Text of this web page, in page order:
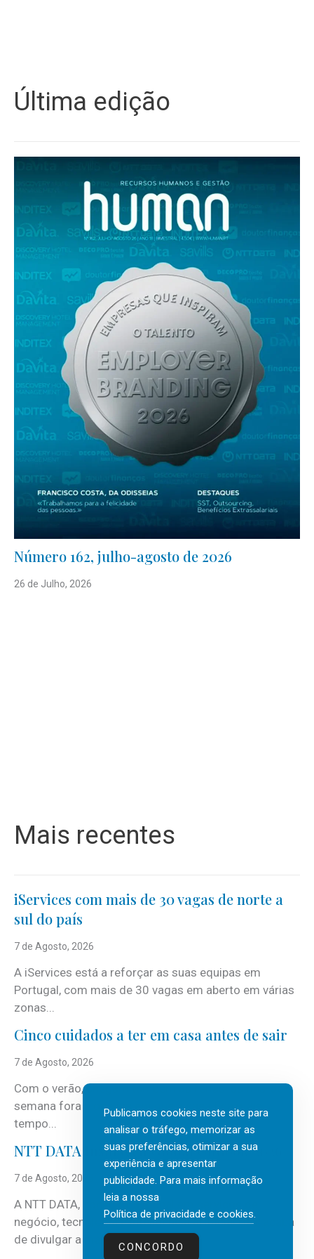
Última edição
Número 162, julho-agosto de 2026
26 de Julho, 2026
Mais recentes
iServices com mais de 30 vagas de norte a
sul do país
7 de Agosto, 2026
A iServices está a reforçar as suas equipas em
Portugal, com mais de 30 vagas em aberto em várias
zonas...
Cinco cuidados a ter em casa antes de sair
7 de Agosto, 2026
Com o verão, chegam também as férias, os fins-de-
semana fora e os dias em que a casa fica mais
tempo...
NTT DATA Insurtech Global Outlook 2026
7 de Agosto, 2026
A NTT DATA, consultora global em serviços de
negócio, tecnologia e inteligência artificial (IA), acaba
de divulgar a mais recente...
Publicamos cookies neste site para
analisar o tráfego, memorizar as
suas preferências, otimizar a sua
experiência e apresentar
publicidade. Para mais informação
leia a nossa
Política de privacidade e cookies.
CONCORDO